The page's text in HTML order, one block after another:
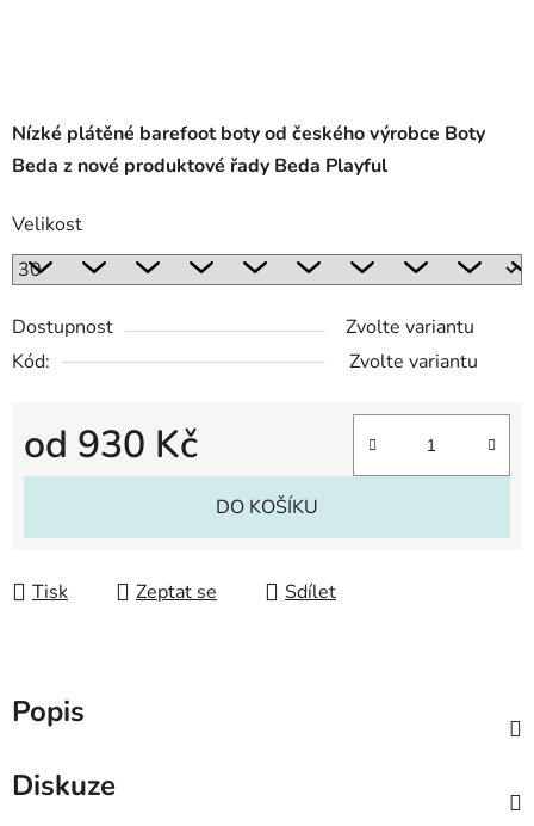
Nízké plátěné barefoot boty od českého výrobce Boty
Beda z nové produktové řady Beda Playful
Velikost
Dostupnost
Zvolte variantu
Kód:
Zvolte variantu
od 930 Kč
Měrná cena:
DO KOŠÍKU
Tisk Zeptat se Sdílet
Popis
Diskuze